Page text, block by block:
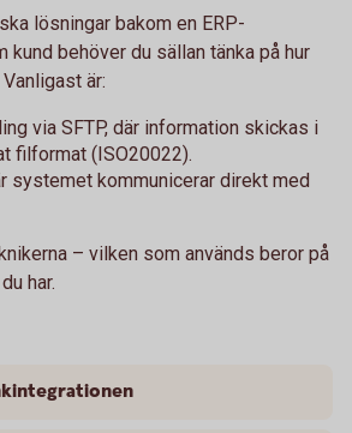
lösningar bakom en ERP-
kund behöver du sällan tänka på hur
är:
via SFTP, där information skickas i
filformat (ISO20022).
systemet kommunicerar direkt med
– vilken som används beror på
har.